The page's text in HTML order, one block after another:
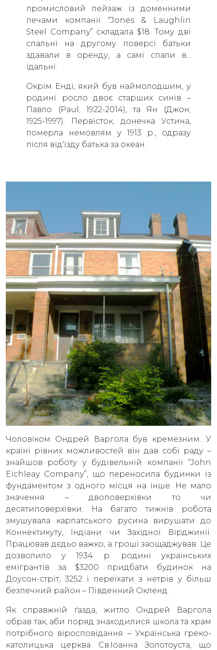
промисловий пейзаж із доменними
печами компанії “Jones & Laughlin
Steel Company” складала $18. Тому дві
спальні на другому поверсі батьки
здавали в оренду, а самі спали в...
їдальні.
Окрім Енді, який був наймолодшим, у
родині росло двоє старших синів –
Павло (Paul; 1922-2014), та Ян (Джон;
1925-1997). Первісток, донечка Устина,
померла немовлям у 1913 р., одразу
після від'їзду батька за океан.
Чоловіком Ондрей Варгола був кремезним. У
країні рівних можливостей він дав собі раду –
знайшов роботу у будівельній компанії “John
Eichleay Company”, що переносила будинки із
фундаментом з одного місця на інше. Не мало
значення – двоповерхівки то чи
десятиповерхівки. На багато тижнів робота
змушувала карпатського русина вирушати до
Коннектикуту, Індіани чи Західної Вірджинії.
Працював дєдьо важко, а гроші заощаджував. Це
дозволило у 1934 р. родині українських
емігрантів за $3200 придбати будинок на
Доусон-стріт, 3252 і переїхати з нетрів у більш
безпечний район – Південний Окленд.
Як справжній ґазда, житло Ондрей Варгола
обрав так, аби поряд знаходилися школа та храм
потрібного віросповідання – Українська греко-
католицька церква Св.Іоанна Золотоуста, що